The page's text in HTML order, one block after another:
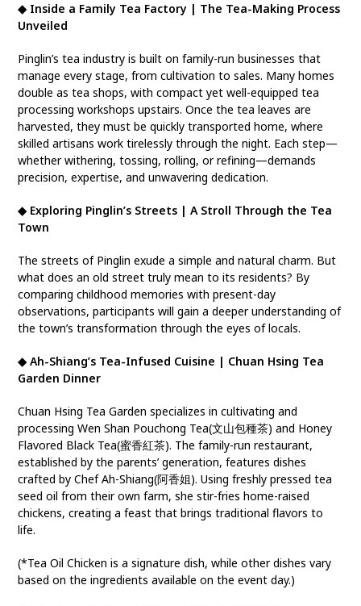
◆ Inside a Family Tea Factory | The Tea-Making Process
Unveiled
Pinglin’s tea industry is built on family-run businesses that
manage every stage, from cultivation to sales. Many homes
double as tea shops, with compact yet well-equipped tea
processing workshops upstairs. Once the tea leaves are
harvested, they must be quickly transported home, where
skilled artisans work tirelessly through the night. Each step—
whether withering, tossing, rolling, or refining—demands
precision, expertise, and unwavering dedication.
◆ Exploring Pinglin’s Streets | A Stroll Through the Tea
Town
The streets of Pinglin exude a simple and natural charm. But
what does an old street truly mean to its residents? By
comparing childhood memories with present-day
observations, participants will gain a deeper understanding of
the town’s transformation through the eyes of locals.
◆ Ah-Shiang’s Tea-Infused Cuisine | Chuan Hsing Tea
Garden Dinner
Chuan Hsing Tea Garden specializes in cultivating and
processing Wen Shan Pouchong Tea(文山包種茶) and Honey
Flavored Black Tea(蜜香紅茶). The family-run restaurant,
established by the parents’ generation, features dishes
crafted by Chef Ah-Shiang(阿香姐). Using freshly pressed tea
seed oil from their own farm, she stir-fries home-raised
chickens, creating a feast that brings traditional flavors to
life.
(*Tea Oil Chicken is a signature dish, while other dishes vary
based on the ingredients available on the event day.)